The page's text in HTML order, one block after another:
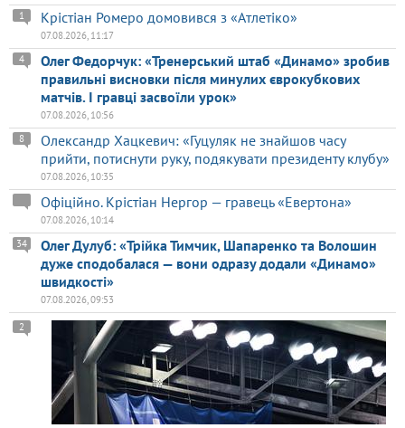
Крістіан Ромеро домовився з «Атлетіко»
1
07.08.2026, 11:17
Олег Федорчук: «Тренерський штаб «Динамо» зробив
правильні висновки після минулих єврокубкових
матчів. І гравці засвоїли урок»
4
07.08.2026, 10:56
Олександр Хацкевич: «Гуцуляк не знайшов часу
прийти, потиснути руку, подякувати президенту клубу»
8
07.08.2026, 10:35
Офіційно. Крістіан Нергор — гравець «Евертона»
07.08.2026, 10:14
Олег Дулуб: «Трійка Тимчик, Шапаренко та Волошин
дуже сподобалася — вони одразу додали «Динамо»
швидкості»
34
07.08.2026, 09:53
2